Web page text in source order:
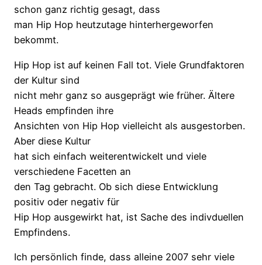
schon ganz richtig gesagt, dass
man Hip Hop heutzutage hinterhergeworfen
bekommt.
Hip Hop ist auf keinen Fall tot. Viele Grundfaktoren
der Kultur sind
nicht mehr ganz so ausgeprägt wie früher. Ältere
Heads empfinden ihre
Ansichten von Hip Hop vielleicht als ausgestorben.
Aber diese Kultur
hat sich einfach weiterentwickelt und viele
verschiedene Facetten an
den Tag gebracht. Ob sich diese Entwicklung
positiv oder negativ für
Hip Hop ausgewirkt hat, ist Sache des indivduellen
Empfindens.
Ich persönlich finde, dass alleine 2007 sehr viele